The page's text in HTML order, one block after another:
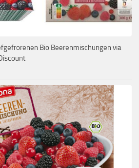
Bio Beerenmischungen via